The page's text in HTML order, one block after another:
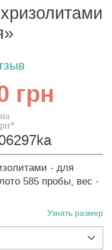
грн
- для
585 пробы, вес -
Узнать размер